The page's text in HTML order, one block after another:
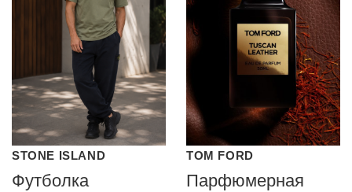
STONE ISLAND
Футболка
TOM FORD
Парфюмерная